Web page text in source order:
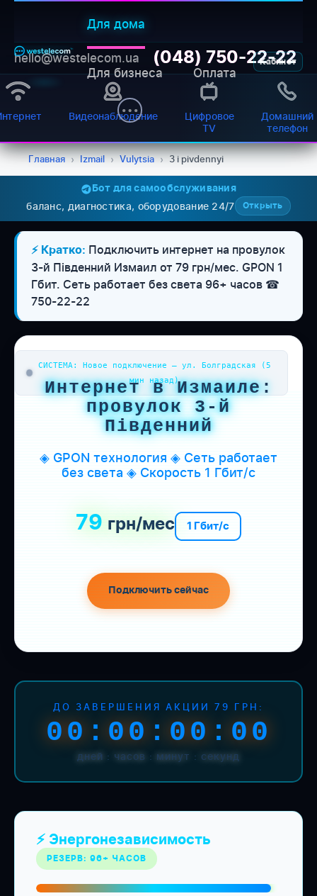
Для дома
Для бизнеса Оплата
Кабинет
hello@westelecom.ua (048) 750-22-22
Видеонаблюдение
Цифровое
TV
Домашний
телефон
Главная › Izmail › Vulytsia › 3 i pivdennyi
Бот для самообслуживания
баланс, диагностика, оборудование 24/7 Открыть
⚡ Кратко: Подключить интернет на провулок
3-й Південний Измаил от 79 грн/мес. GPON 1
Гбит. Сеть работает без света 96+ часов ☎
750-22-22
СИСТЕМА: Новое подключение — ул. Болградская (5
мин назад)
Интернет в Измаиле:
провулок 3-й
Південний
◈ GPON технология ◈ Сеть работает
без света ◈ Скорость 1 Гбит/с
79 грн/мес 1 Гбит/с
Подключить сейчас
ДО ЗАВЕРШЕНИЯ АКЦИИ 79 ГРН:
00:00:00:00
дней : часов : минут : секунд
⚡ Энергонезависимость
РЕЗЕРВ: 96+ ЧАСОВ
WESTELECOM
Онлайн-підтримка